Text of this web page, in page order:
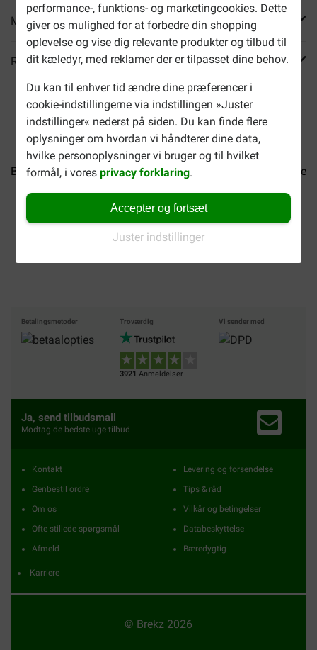
performance-, funktions- og marketingcookies. Dette
giver os mulighed for at forbedre din shopping
oplevelse og vise dig relevante produkter og tilbud til
dit kæledyr, med reklamer der er tilpasset dine behov.
Du kan til enhver tid ændre dine præferencer i
cookie-indstillingerne via indstillingen »Juster
indstillinger« nederst på siden. Du kan finde flere
oplysninger om hvordan vi håndterer dine data,
hvilke personoplysninger vi bruger og til hvilket
formål, i voresprivacy forklaring.
Accepter og fortsæt
Juster indstillinger
Mere info
Reviews
Brekz Snacks - Lammetarm... Brekz Snacks - Svineknogle...
Op til 40% billigere Fri levering fra 599 DKK
Betalingsmetoder Troværdig
3921 Anmeldelser
Vi sender med
Ja, send tilbudsmail
Modtag de bedste uge tilbud
Kontakt
Genbestil ordre
Om os
Ofte stillede spørgsmål
Afmeld
Karriere
Levering og forsendelse
Tips & råd
Vilkår og betingelser
Databeskyttelse
Bæredygtig
© Brekz 2026